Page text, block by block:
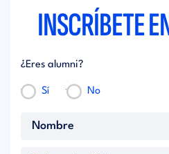
INSCRÍBETE
¿Eres alumni?
Sí No